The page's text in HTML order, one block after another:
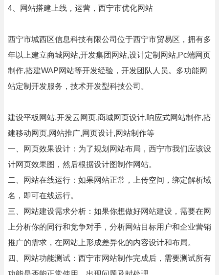
4、网站搭建上线，运营，西宁市优化网站
西宁市城西区信息科技有限公司位于西宁市贸易区，拥有多
年以上建立商城网站,开发集团网站,设计定制网站,Pc端网页
制作,搭建WAP网站等开发经验，开发团队人员。多功能网
站定制开发服务，技术开发型科技公司。
建设平板网站,开发云网页,商城网页设计,响应式网站制作,搭
建移动网页,网站推广,网页设计,网站制作等
一、网页效果设计：为了规划网站布局，西宁市我们应该设
计网页效果图，然后根据设计图制作网站。
二、网站在线运行：如果网站正常，上传空间，绑定解析域
名，即可在线运行。
三、网站建设需求分析：如果你想做好网站建设，需要在网
上分析你的同行和竞争对手，分析网站目标用户和企业营销
推广的需求，在网站上形成差异化的内容设计和布局。
四、网站功能测试：西宁市网站制作完成后，需要测试所有